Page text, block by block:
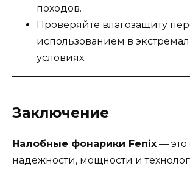
походов.
Проверяйте влагозащиту
использованием в
условиях.
Заключение
Налобные фонарики Fenix — это
надежности, мощности и